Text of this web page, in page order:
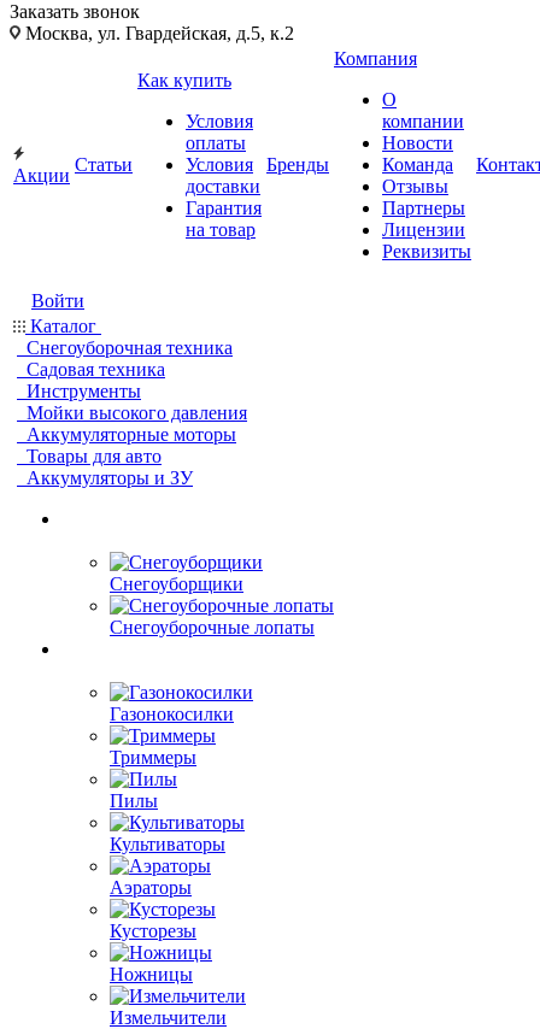
Заказать звонок
Москва, ул. Гвардейская, д.5, к.2
Акции
Статьи
Как купить
Условия
оплаты
Условия
доставки
Гарантия
на товар
Бренды
Компания
О
компании
Новости
Команда
Отзывы
Партнеры
Лицензии
Реквизиты
Войти
Каталог
Снегоуборочная техника
Садовая техника
Инструменты
Мойки высокого давления
Аккумуляторные моторы
Товары для авто
Аккумуляторы и ЗУ
Снегоуборщики
Снегоуборочные лопаты
Газонокосилки
Триммеры
Пилы
Культиваторы
Аэраторы
Кусторезы
Ножницы
Измельчители